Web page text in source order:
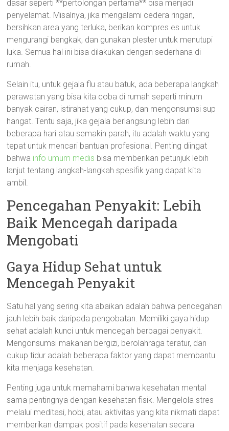
dasar seperti **pertolongan pertama** bisa menjadi
penyelamat. Misalnya, jika mengalami cedera ringan,
bersihkan area yang terluka, berikan kompres es untuk
mengurangi bengkak, dan gunakan plester untuk menutupi
luka. Semua hal ini bisa dilakukan dengan sederhana di
rumah.
Selain itu, untuk gejala flu atau batuk, ada beberapa langkah
perawatan yang bisa kita coba di rumah seperti minum
banyak cairan, istirahat yang cukup, dan mengonsumsi sup
hangat. Tentu saja, jika gejala berlangsung lebih dari
beberapa hari atau semakin parah, itu adalah waktu yang
tepat untuk mencari bantuan profesional. Penting diingat
bahwa info umum medis bisa memberikan petunjuk lebih
lanjut tentang langkah-langkah spesifik yang dapat kita
ambil.
Pencegahan Penyakit: Lebih
Baik Mencegah daripada
Mengobati
Gaya Hidup Sehat untuk
Mencegah Penyakit
Satu hal yang sering kita abaikan adalah bahwa pencegahan
jauh lebih baik daripada pengobatan. Memiliki gaya hidup
sehat adalah kunci untuk mencegah berbagai penyakit.
Mengonsumsi makanan bergizi, berolahraga teratur, dan
cukup tidur adalah beberapa faktor yang dapat membantu
kita menjaga kesehatan.
Penting juga untuk memahami bahwa kesehatan mental
sama pentingnya dengan kesehatan fisik. Mengelola stres
melalui meditasi, hobi, atau aktivitas yang kita nikmati dapat
memberikan dampak positif pada kesehatan secara